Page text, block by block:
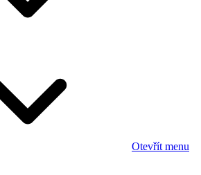
Otevřít menu
Powered by chaterimo